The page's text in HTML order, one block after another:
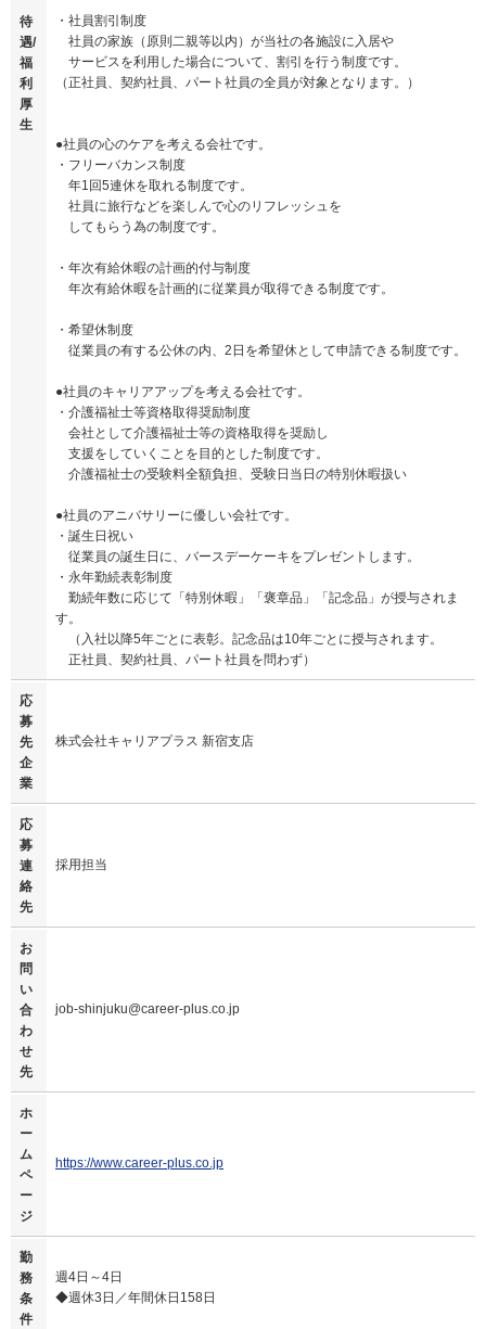
待
遇/
福
利
厚
生
・社員割引制度
社員の家族（原則二親等以内）が当社の各施設に入居や
サービスを利用した場合について、割引を行う制度です。
（正社員、契約社員、パート社員の全員が対象となります。）
●社員の心のケアを考える会社です。
・フリーバカンス制度
年1回5連休を取れる制度です。
社員に旅行などを楽しんで心のリフレッシュを
してもらう為の制度です。
・年次有給休暇の計画的付与制度
年次有給休暇を計画的に従業員が取得できる制度です。
・希望休制度
従業員の有する公休の内、2日を希望休として申請できる制度です。
●社員のキャリアアップを考える会社です。
・介護福祉士等資格取得奨励制度
会社として介護福祉士等の資格取得を奨励し
支援をしていくことを目的とした制度です。
介護福祉士の受験料全額負担、受験日当日の特別休暇扱い
●社員のアニバサリーに優しい会社です。
・誕生日祝い
従業員の誕生日に、バースデーケーキをプレゼントします。
・永年勤続表彰制度
勤続年数に応じて「特別休暇」「褒章品」「記念品」が授与されま
す。
（入社以降5年ごとに表彰。記念品は10年ごとに授与されます。
正社員、契約社員、パート社員を問わず）
応
募
先
企
業
株式会社キャリアプラス 新宿支店
応
募
連
絡
先
採用担当
お
問
い
合
わ
せ
先
job-shinjuku@career-plus.co.jp
ホ
ー
ム
ペ
ー
ジ
https://www.career-plus.co.jp
勤
務
条
件
週4日～4日
◆週休3日／年間休日158日